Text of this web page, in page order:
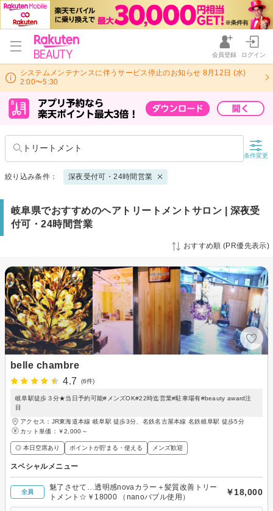
会員登録 ログイン
システムメンテナンスに伴うサービス停止のお知らせ 8月12日 (水)
2:00〜5:30
トリートメント
条件変更
絞り込み条件： 深夜受付可・24時間営業
岐阜県でおすすめのヘアトリートメントサロン | 深夜受
付可・24時間営業
おすすめ順 (PR優先表示)
belle chambre
4.7
(6件)
岐阜駅徒歩３分★当日予約可能#メンズOK#22時迄営業#駐車場有#beauty award注
目
アクセス：JR東海道本線 岐阜駅 徒歩3分、名鉄名古屋本線 名鉄岐阜駅 徒歩5分
カット単価： ￥2,000～
◎ 本日空席あり ポイントが貯まる・使える メンズ歓迎
スペシャルメニュー
全員
魅了させて…透明感novaカラー＋髪質改善トリー
トメント☆￥18000 （nanoバブル使用）
￥18,000